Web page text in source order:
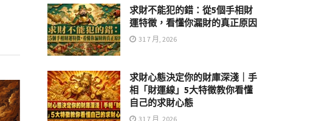
求財不能犯的錯：從5個手相財
運特徵，看懂你漏財的真正原因
31 7 月, 2026
求財心態決定你的財庫深淺｜手
相「財運線」5大特徵教你看懂
自己的求財心態
31 7 月, 2026